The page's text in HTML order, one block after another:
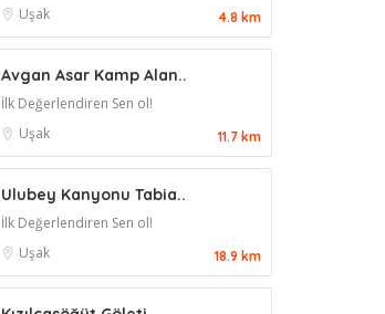
Uşak
4.8 km
Avgan Asar Kamp Alan..
İlk Değerlendiren Sen ol!
Uşak
11.7 km
Ulubey Kanyonu Tabia..
İlk Değerlendiren Sen ol!
Uşak
18.9 km